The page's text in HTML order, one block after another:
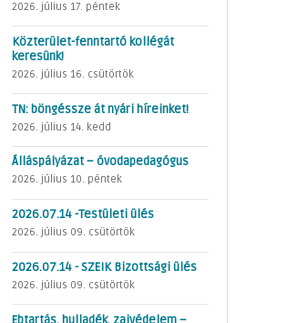
2026. július 17. péntek
Közterület-fenntartó kollégát
keresünk!
2026. július 16. csütörtök
TN: böngéssze át nyári híreinket!
2026. július 14. kedd
Álláspályázat – óvodapedagógus
2026. július 10. péntek
2026.07.14 -Testületi ülés
2026. július 09. csütörtök
2026.07.14 - SZEIK Bizottsági ülés
2026. július 09. csütörtök
Ebtartás, hulladék, zajvédelem –